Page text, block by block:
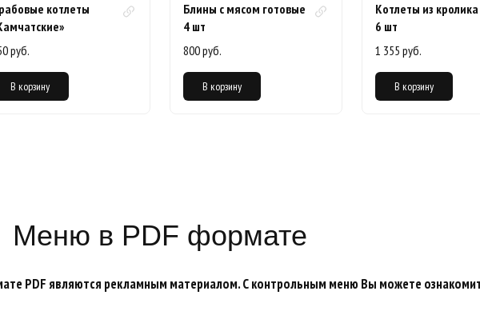
котлеты
руб.
В корзину
Блины с мясом готовые
4 шт
800 руб.
В корзину
Котлеты из
6 шт
1 355 руб.
В корзину
Меню в PDF формате
PDF являются рекламным материалом. С контрольным меню Вы можете